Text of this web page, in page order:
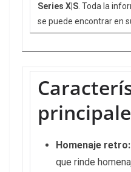
Series X|S . Toda la
se puede encontrar en
Homenaje retro:
que rinde